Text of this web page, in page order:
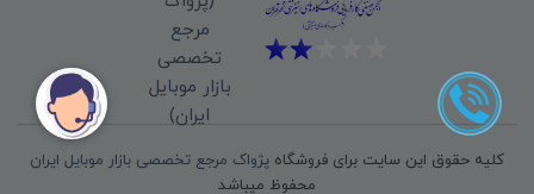
کلیه حقوق این سایت برای فروشگاه پژواک مرجع تخصصی بازار موبایل ایران
محفوظ میباشد